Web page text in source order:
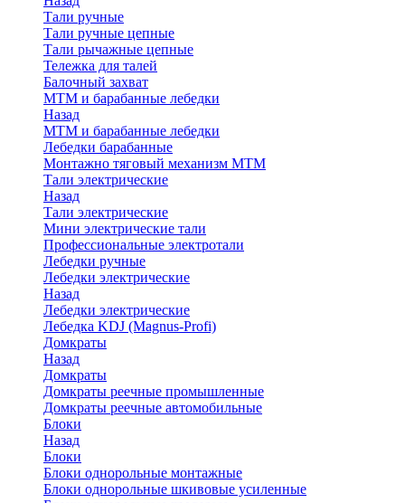
Тали ручные
Тали ручные цепные
Тали рычажные цепные
Тележка для талей
Балочный захват
МТМ и барабанные лебедки
Назад
МТМ и барабанные лебедки
Лебедки барабанные
Монтажно тяговый механизм МТМ
Тали электрические
Назад
Тали электрические
Мини электрические тали
Профессиональные электротали
Лебедки ручные
Лебедки электрические
Назад
Лебедки электрические
Лебедка KDJ (Magnus-Profi)
Домкраты
Назад
Домкраты
Домкраты реечные промышленные
Домкраты реечные автомобильные
Блоки
Назад
Блоки
Блоки однорольные монтажные
Блоки однорольные шкивовые усиленные